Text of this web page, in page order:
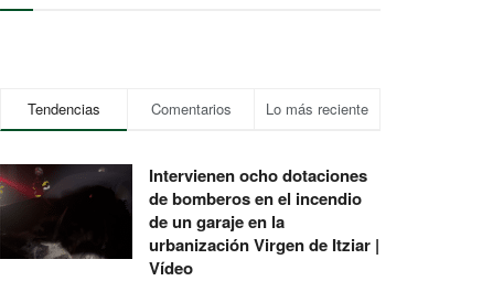
Tendencias Comentarios Lo más reciente
Intervienen ocho dotaciones
de bomberos en el incendio
de un garaje en la
urbanización Virgen de Itziar |
Vídeo